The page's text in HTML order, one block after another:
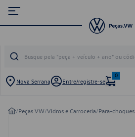
Nova Serrana Entre/registre-se
0
/Peças VW/Vidros e Carroceria/Para-choques